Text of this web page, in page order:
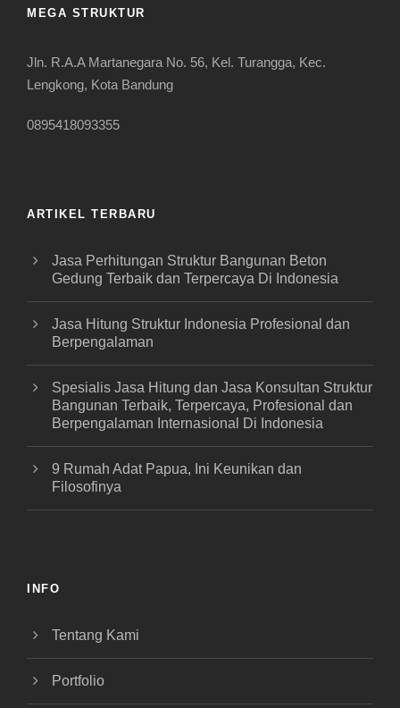
MEGA STRUKTUR
Jln. R.A.A Martanegara No. 56, Kel. Turangga, Kec.
Lengkong, Kota Bandung
0895418093355
ARTIKEL TERBARU
Jasa Perhitungan Struktur Bangunan Beton
Gedung Terbaik dan Terpercaya Di Indonesia
Jasa Hitung Struktur Indonesia Profesional dan
Berpengalaman
Spesialis Jasa Hitung dan Jasa Konsultan Struktur
Bangunan Terbaik, Terpercaya, Profesional dan
Berpengalaman Internasional Di Indonesia
9 Rumah Adat Papua, Ini Keunikan dan
Filosofinya
INFO
Tentang Kami
Portfolio